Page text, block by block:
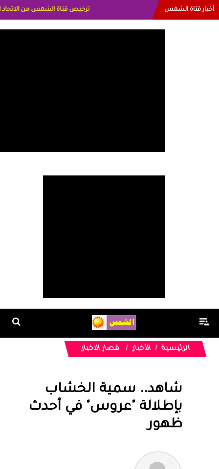
أخبار قناة الشمس
الرئيسية الأخبار قصار الاخبار
شاهد.. سمية الخشاب
بإطلالة "عروس" في أحدث
ظهور